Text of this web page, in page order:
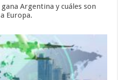
Argentina y cuáles son
Europa.